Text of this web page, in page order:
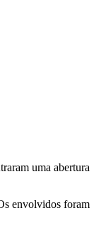
uma abertura
envolvidos foram